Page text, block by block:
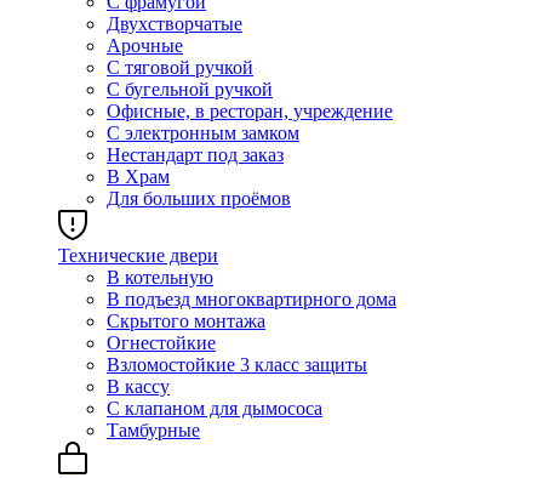
Двухстворчатые
Арочные
С тяговой ручкой
С бугельной ручкой
Офисные, в ресторан, учреждение
С электронным замком
Нестандарт под заказ
В Храм
Для больших проёмов
Технические двери
В котельную
В подъезд многоквартирного дома
Скрытого монтажа
Огнестойкие
Взломостойкие 3 класс защиты
В кассу
С клапаном для дымососа
Тамбурные